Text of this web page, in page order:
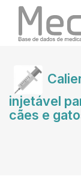
injetável
cães e